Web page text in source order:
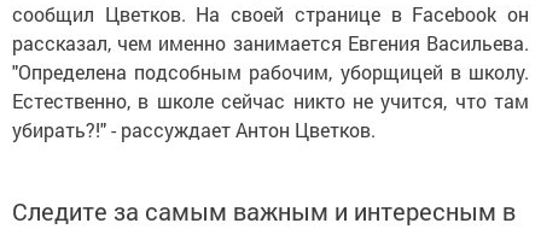
сообщил Цветков. На своей странице в Facebook он
рассказал, чем именно занимается Евгения Васильева.
"Определена подсобным рабочим, уборщицей в школу.
Естественно, в школе сейчас никто не учится, что там
убирать?!" - рассуждает Антон Цветков.
Следите за самым важным и интересным в